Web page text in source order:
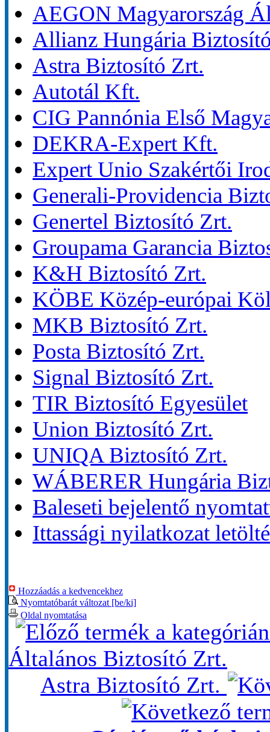
AEGON Magyarország
Allianz Hungária
Astra Biztosító Zrt.
Autotál Kft.
CIG Pannónia Első
DEKRA-Expert Kft.
Expert Unio Szakértői
Generali-Providencia
Genertel Biztosító Zrt.
Groupama Garancia
K&H Biztosító Zrt.
KÖBE Közép-európai
MKB Biztosító Zrt.
Posta Biztosító Zrt.
Signal Biztosító Zrt.
TIR Biztosító Egyesület
Union Biztosító Zrt.
UNIQA Biztosító Zrt.
WÁBERER Hungária
Baleseti bejelentő
Ittassági nyilatkozat
Hozzáadás a kedvencekhez
Nyomtatóbarát változat [be/ki]
Oldal nyomtatása
Általános Biztosító Zrt.
Astra Biztosító Zrt.